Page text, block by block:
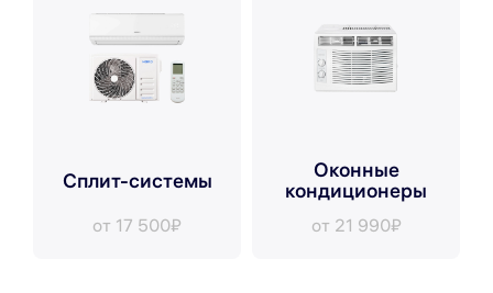
Сплит-системы
от 17 500₽
Оконные
кондиционеры
от 21 990₽